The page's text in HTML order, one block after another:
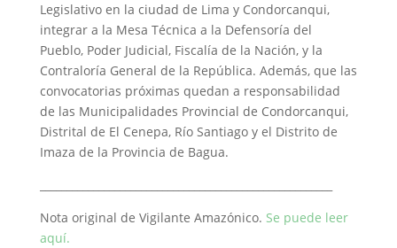
Legislativo en la ciudad de Lima y Condorcanqui,
integrar a la Mesa Técnica a la Defensoría del
Pueblo, Poder Judicial, Fiscalía de la Nación, y la
Contraloría General de la República. Además, que las
convocatorias próximas quedan a responsabilidad
de las Municipalidades Provincial de Condorcanqui,
Distrital de El Cenepa, Río Santiago y el Distrito de
Imaza de la Provincia de Bagua.
Nota original de Vigilante Amazónico. Se puede leer
aquí.